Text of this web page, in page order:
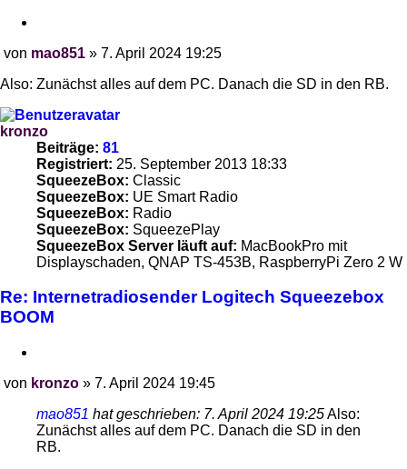
von mao851 » 7. April 2024 19:25
Also: Zunächst alles auf dem PC. Danach die SD in den RB.
kronzo
Beiträge: 81
Registriert: 25. September 2013 18:33
SqueezeBox: Classic
SqueezeBox: UE Smart Radio
SqueezeBox: Radio
SqueezeBox: SqueezePlay
SqueezeBox Server läuft auf: MacBookPro mit
Displayschaden, QNAP TS-453B, RaspberryPi Zero 2 W
Re: Internetradiosender Logitech Squeezebox
BOOM
von kronzo » 7. April 2024 19:45
mao851 hat geschrieben: 7. April 2024 19:25Also:
Zunächst alles auf dem PC. Danach die SD in den
RB.